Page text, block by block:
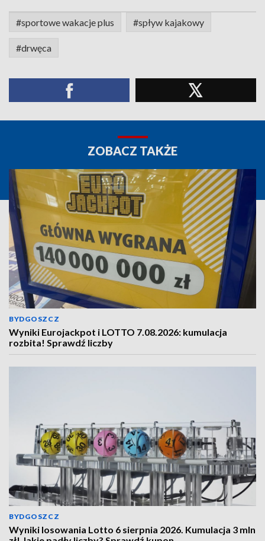
#sportowe wakacje plus #spływ kajakowy
#drwęca
ZOBACZ TAKŻE
BYDGOSZCZ
Wyniki Eurojackpot i LOTTO 7.08.2026: kumulacja
rozbita! Sprawdź liczby
BYDGOSZCZ
Wyniki losowania Lotto 6 sierpnia 2026. Kumulacja 3 mln